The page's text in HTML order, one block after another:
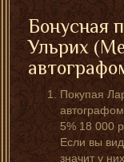
Бонусная
Ульрих
Покупая
5% 18 000
Если вы
значит у